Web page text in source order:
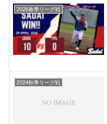
2026春季リーグ戦
2024秋季リーグ戦